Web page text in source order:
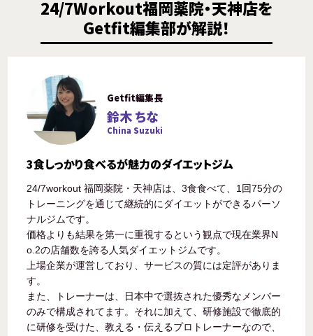
24/7Workout福岡薬院・天神店を
Getfit編集部が解説！
Getfit編集長
鈴木 ちな
China Suzuki
3食しっかり食べるが魅力のダイエットジム
24/7workout 福岡薬院・天神店は、3食食べて、1回75分の
トレーニングを通じて継続的にダイエットができるパーソ
ナルジムです。
価格よりも結果を第一に重視するという観点で現在業界N
o.2の店舗数を誇る人気ダイエットジムです。
上場企業が運営しており、サービスの質には定評がありま
す。
また、トレーナーは、日本中で選抜された優秀なメンバー
のみで構成されてます。それに加えて、研修施設で徹底的
に研修を受けた、教える・伝えるプロトレーナーなので、